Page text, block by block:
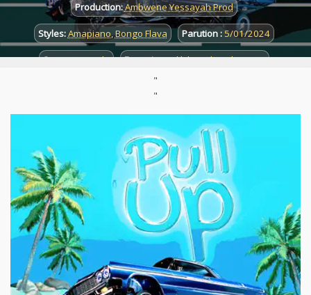
Production:Ambwene Yessayah Prod
Styles:Amapiano,Bongo Flava Parution :5/01/2024
Support :Single Featuring :Alikiba, Joh Makini, Taz
"
"